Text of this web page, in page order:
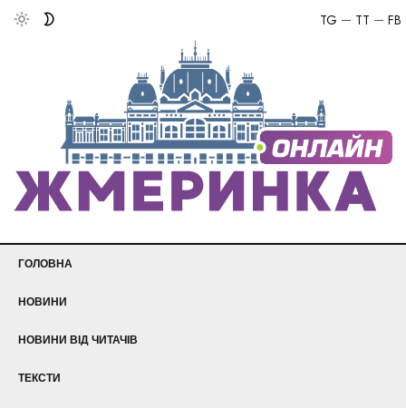
FB
TT
TG
ГОЛОВНА
НОВИНИ
НОВИНИ ВІД ЧИТАЧІВ
ТЕКСТИ